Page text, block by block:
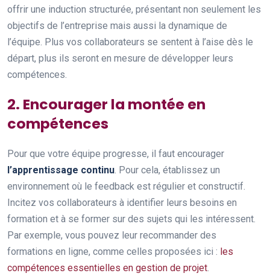
offrir une induction structurée, présentant non seulement les
objectifs de l’entreprise mais aussi la dynamique de
l’équipe. Plus vos collaborateurs se sentent à l’aise dès le
départ, plus ils seront en mesure de développer leurs
compétences.
2. Encourager la montée en
compétences
Pour que votre équipe progresse, il faut encourager
l’apprentissage continu. Pour cela, établissez un
environnement où le feedback est régulier et constructif.
Incitez vos collaborateurs à identifier leurs besoins en
formation et à se former sur des sujets qui les intéressent.
Par exemple, vous pouvez leur recommander des
formations en ligne, comme celles proposées ici : les
compétences essentielles en gestion de projet.